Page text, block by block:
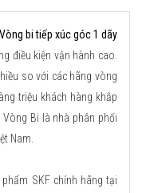
Vòng bi tiếp xúc góc 1 dãy
điều kiện vận hành cao.
so với các hãng vòng
triệu khách hàng khắp
Bi là nhà phân phối
Nam.
SKF chính hãng tại